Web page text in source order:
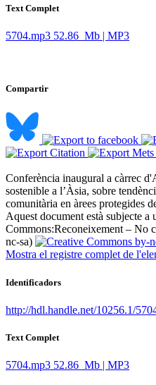
Text Complet
5704.mp3 52.86 Mb | MP3
Compartir
Conferència inaugural a càrrec
sostenible a l’Àsia, sobre
comunitària en àrees protegides
Aquest document està subjecte a
Commons:Reconeixement – No
nc-sa)
Mostra el registre complet de
Identificadors
http://hdl.handle.net/10256.1/
Text Complet
5704.mp3 52.86 Mb | MP3